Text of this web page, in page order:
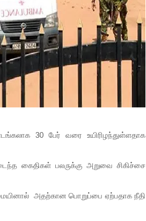
30 பேர் வரை உயிரிழந்துள்ளதாக
கைதிகள் பலருக்கு அறுவை சிகிச்சை
அதற்கான பொறுப்பை ஏற்பதாக நீதி